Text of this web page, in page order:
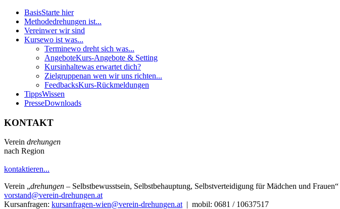
BasisStarte hier
Methodedrehungen ist...
Vereinwer wir sind
Kursewo ist was...
Terminewo dreht sich was...
AngeboteKurs-Angebote & Setting
Kursinhaltewas erwartet dich?
Zielgruppenan wen wir uns richten...
FeedbacksKurs-Rückmeldungen
TippsWissen
PresseDownloads
KONTAKT
Verein drehungen
nach Region
kontaktieren...
Verein „drehungen – Selbstbewusstsein, Selbstbehauptung, Selbstverteidigung für Mädchen und Frauen“
vorstand@verein-drehungen.at
Kursanfragen: kursanfragen-wien@verein-drehungen.at | mobil: 0681 / 10637517